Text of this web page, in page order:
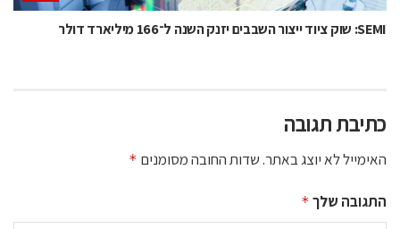
SEMI: שוק ציוד ייצור השבבים יזנק השנה ל־166 מיליארד דולר
כתיבת תגובה
האימייל לא יוצג באתר.שדות החובה מסומנים *
התגובה שלך *